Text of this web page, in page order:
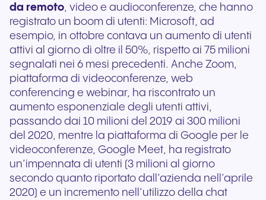
da remoto, video e audioconferenze, che hanno
registrato un boom di utenti: Microsoft, ad
esempio, in ottobre contava un aumento di utenti
attivi al giorno di oltre il 50%, rispetto ai 75 milioni
segnalati nei 6 mesi precedenti. Anche Zoom,
piattaforma di videoconferenze, web
conferencing e webinar, ha riscontrato un
aumento esponenziale degli utenti attivi,
passando dai 10 milioni del 2019 ai 300 milioni
del 2020, mentre la piattaforma di Google per le
videoconferenze, Google Meet, ha registrato
un’impennata di utenti (3 milioni al giorno
secondo quanto riportato dall’azienda nell’aprile
2020) e un incremento nell’utilizzo della chat